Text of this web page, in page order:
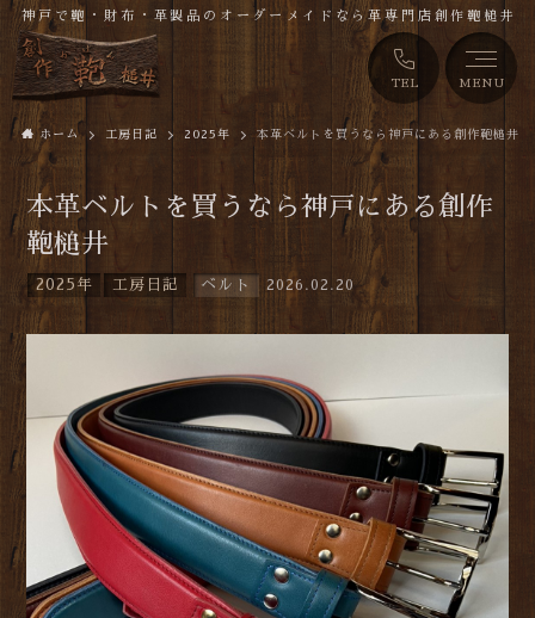
TEL MENU
神戸で鞄・財布・革製品のオーダーメイドなら革専門店創作鞄槌井
ホーム 工房日記 2025年 本革ベルトを買うなら神戸にある創作鞄槌井
本革ベルトを買うなら神戸にある創作
鞄槌井
2025年 工房日記 ベルト 2026.02.20